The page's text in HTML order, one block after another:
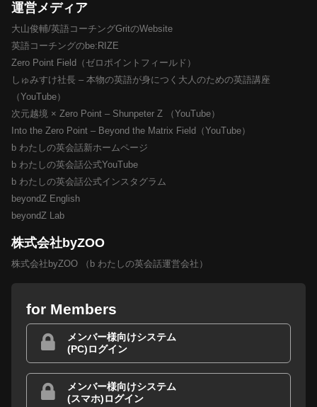
運営メディア
大山俊輔/英語コーチングGritのWebsite
英語コーチングのbe:RIZE
Zero Point Field（ゼロポイントフィールド）
しゅみすけ社長 – 本物の英語が身につく大人のための英語講座
（YouTube）
次元越境 × Zero Point – Shunpeter Z （YouTube）
Into the Zero Point – Beyond the Matrix Field（YouTube）
b わたしの英会話新ホームページ
b わたしの英会話公式YouTube
b わたしの英会話公式インスタグラム
beyondZ English
beyondZ Lab
株式会社byZOO
株式会社byZOO （b わたしの英会話運営会社）
for Members
メンバー様向けシステム
(PC)ログイン
メンバー様向けシステム
(スマホ)ログイン